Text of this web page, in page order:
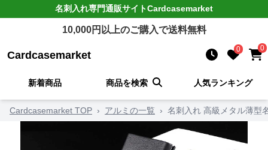
名刺入れ専門通販サイトCardcasemarket
10,000円以上のご購入で送料無料
Cardcasemarket 0 0
新着商品 商品を検索 人気ランキング
Cardcasemarket TOP › アルミの一覧 › 名刺入れ 高級メタル薄型